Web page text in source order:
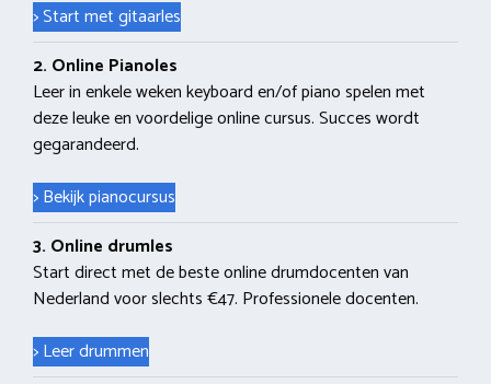
> Start met gitaarles
2. Online Pianoles
Leer in enkele weken keyboard en/of piano spelen met
deze leuke en voordelige online cursus. Succes wordt
gegarandeerd.
> Bekijk pianocursus
3. Online drumles
Start direct met de beste online drumdocenten van
Nederland voor slechts €47. Professionele docenten.
> Leer drummen